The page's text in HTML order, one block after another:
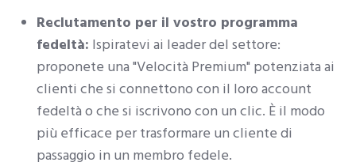
Reclutamento per il vostro programma
fedeltà: Ispiratevi ai leader del settore:
proponete una "Velocità Premium" potenziata ai
clienti che si connettono con il loro account
fedeltà o che si iscrivono con un clic. È il modo
più efficace per trasformare un cliente di
passaggio in un membro fedele.